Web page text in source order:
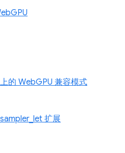
的 WebGPU 兼容模式
扩展